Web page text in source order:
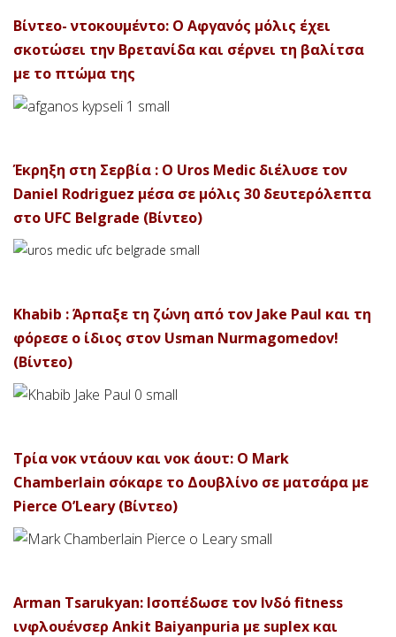
Βίντεο- ντοκουμέντο: Ο Αφγανός μόλις έχει
σκοτώσει την Βρετανίδα και σέρνει τη βαλίτσα
με το πτώμα της
Έκρηξη στη Σερβία : Ο Uros Medic διέλυσε τον
Daniel Rodriguez μέσα σε μόλις 30 δευτερόλεπτα
στο UFC Belgrade (Βίντεο)
Khabib : Άρπαξε τη ζώνη από τον Jake Paul και τη
φόρεσε ο ίδιος στον Usman Nurmagomedov!
(Βίντεο)
Τρία νοκ ντάουν και νοκ άουτ: Ο Mark
Chamberlain σόκαρε το Δουβλίνο σε ματσάρα με
Pierce O’Leary (Βίντεο)
Arman Tsarukyan: Ισοπέδωσε τον Ινδό fitness
ινφλουένσερ Ankit Baiyanpuria με suplex και